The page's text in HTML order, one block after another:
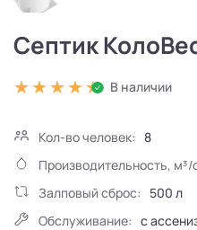
Септик
В наличии
Кол-во человек:
8
Производительность, м³/
Залповый сброс:
500 л
Обслуживание: с